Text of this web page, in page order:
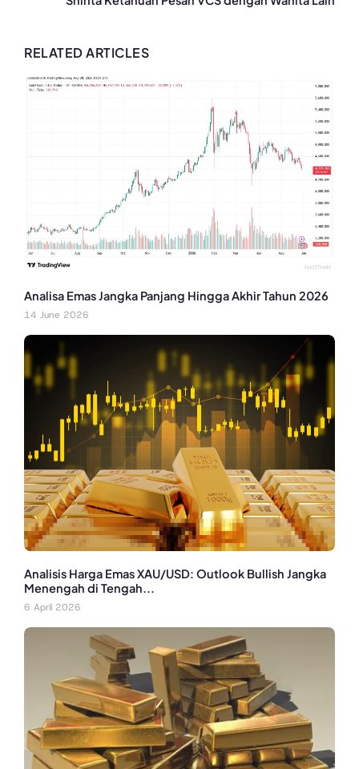
RELATED ARTICLES
Analisa Emas Jangka Panjang Hingga Akhir Tahun 2026
14 June 2026
Analisis Harga Emas XAU/USD: Outlook Bullish Jangka
Menengah di Tengah...
6 April 2026